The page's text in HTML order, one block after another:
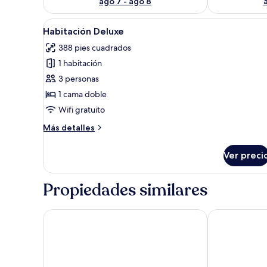
Abrir
todas
las
fotos
de
Habitación
Deluxe
Una cama bien hecha con
17
Habitación Deluxe
388 pies cuadrados
1 habitación
3 personas
1 cama doble
Wifi gratuito
Más detalles
Más
Deluxe
Ver
Propiedades similares
The Cheetar Hotel, Phuket Poolrada